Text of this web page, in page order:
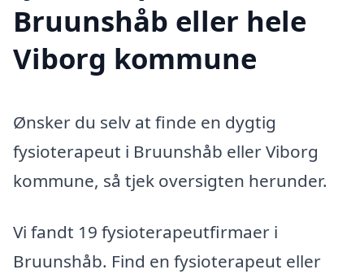
Bruunshåb eller hele
Viborg kommune
Ønsker du selv at finde en dygtig
fysioterapeut i Bruunshåb eller Viborg
kommune, så tjek oversigten herunder.
Vi fandt 19 fysioterapeutfirmaer i
Bruunshåb. Find en fysioterapeut eller